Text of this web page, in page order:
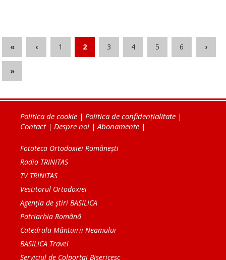
« ‹ 1 2 3 4 5 6 ›
»
Politica de cookie | Politica de confidențialitate |
Contact| Despre noi |Abonamente |
Fototeca Ortodoxiei Românești
Radio TRINITAS
TV TRINITAS
Vestitorul Ortodoxiei
Agenţia de ştiri BASILICA
Patriarhia Română
Catedrala Mântuirii Neamului
BASILICA Travel
Serviciul de Colportaj Bisericesc